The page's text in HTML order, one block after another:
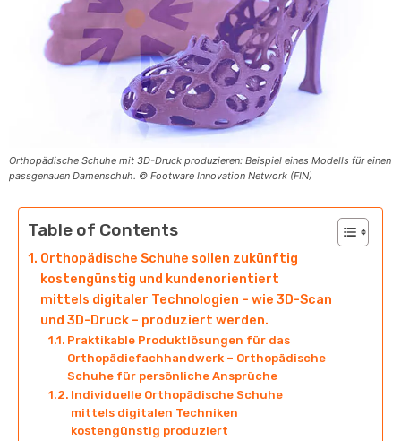
Orthopädische Schuhe mit 3D-Druck produzieren: Beispiel eines Modells für einen
passgenauen Damenschuh. © Footware Innovation Network (FIN)
Table of Contents
Orthopädische Schuhe sollen zukünftig
kostengünstig und kundenorientiert
mittels digitaler Technologien – wie 3D-Scan
und 3D-Druck – produziert werden.
Praktikable Produktlösungen für das
Orthopädiefachhandwerk – Orthopädische
Schuhe für persönliche Ansprüche
Individuelle Orthopädische Schuhe
mittels digitalen Techniken
kostengünstig produziert